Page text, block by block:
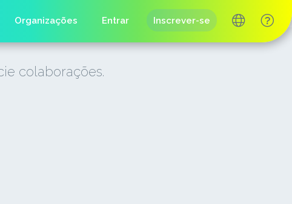
Organizações Entrar Inscrever-se
colaborações.